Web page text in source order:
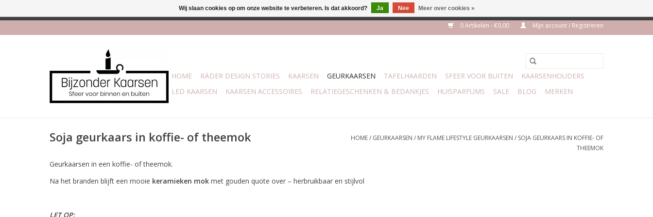
0 Artikelen - €0,00 Mijn account / Registreren
HOME RÄDER DESIGN STORIES KAARSEN GEURKAARSEN TAFELHAARDEN SFEER VOOR BUITEN
KAARSENHOUDERS
LED KAARSEN
KAARSEN ACCESSOIRES RELATIEGESCHENKEN & BEDANKJES HUISPARFUMS SALE BLOG MERKEN
Soja geurkaars in koffie- of theemok HOME/ GEURKAARSEN / MY FLAME LIFESTYLE GEURKAARSEN / SOJA GEURKAARS IN KOFFIE- OF
THEEMOK
Geurkaarsen in een koffie- of theemok.
Na het branden blijft een mooie keramieken mok met gouden quote over – herbruikbaar en stijlvol
LET OP:
Wij slaan cookies op om onze website te verbeteren. Is dat akkoord? Ja Nee Meer over cookies »
Afhalen is mogelijk bij Trotz Woon & Cadeau | Belvederelaan 107 Zwolle | boven de 70 euro geen verzendkosten